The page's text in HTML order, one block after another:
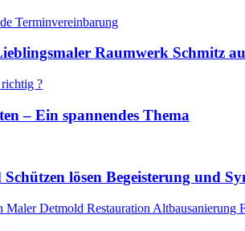
Raumwerk Schmitz
– Ein spannendes Thema
lösen Begeisterung und